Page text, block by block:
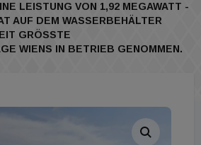
LEISTUNG VON 1,92 MEGAWATT -
AUF DEM WASSERBEHÄLTER
GRÖSSTE P
WIENS IN BETRIEB GENOMMEN.